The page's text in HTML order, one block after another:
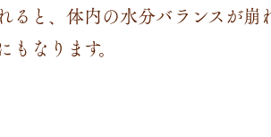
ると、体内の水分バランスが
なります。